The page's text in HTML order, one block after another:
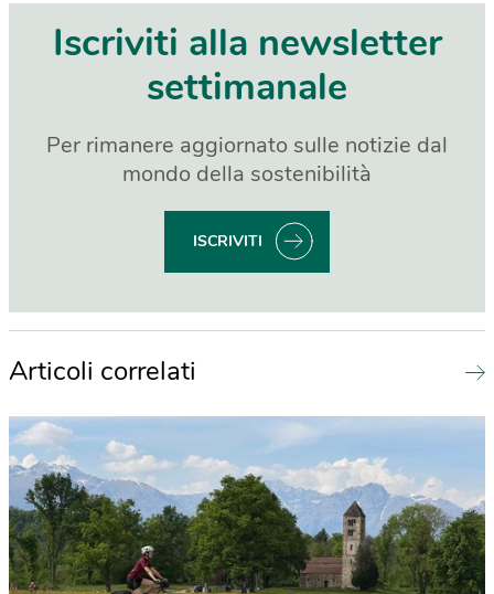
Iscriviti alla newsletter
settimanale
Per rimanere aggiornato sulle notizie dal
mondo della sostenibilità
ISCRIVITI
Articoli correlati